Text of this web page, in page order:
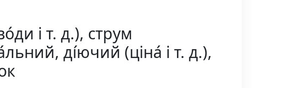
і т. д.), струм
ді́ючий (ціна́ і т. д.),